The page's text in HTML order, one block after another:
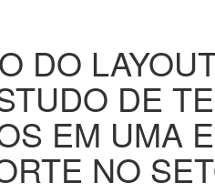
DO
DE
EM UMA
NO